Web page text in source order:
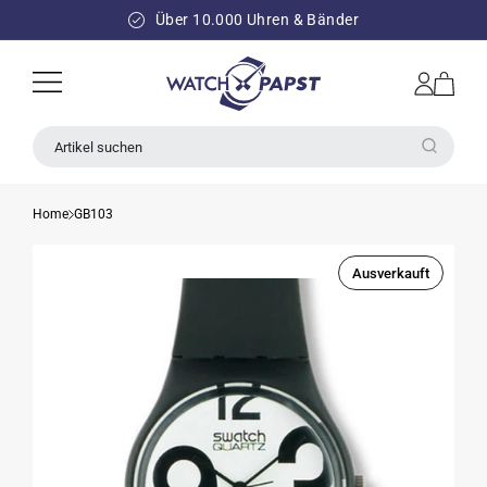
INHALT
Über 10.000 Uhren & Bänder
Einloggen
Warenkorb
Artikel suchen
Home GB103
Ausverkauft